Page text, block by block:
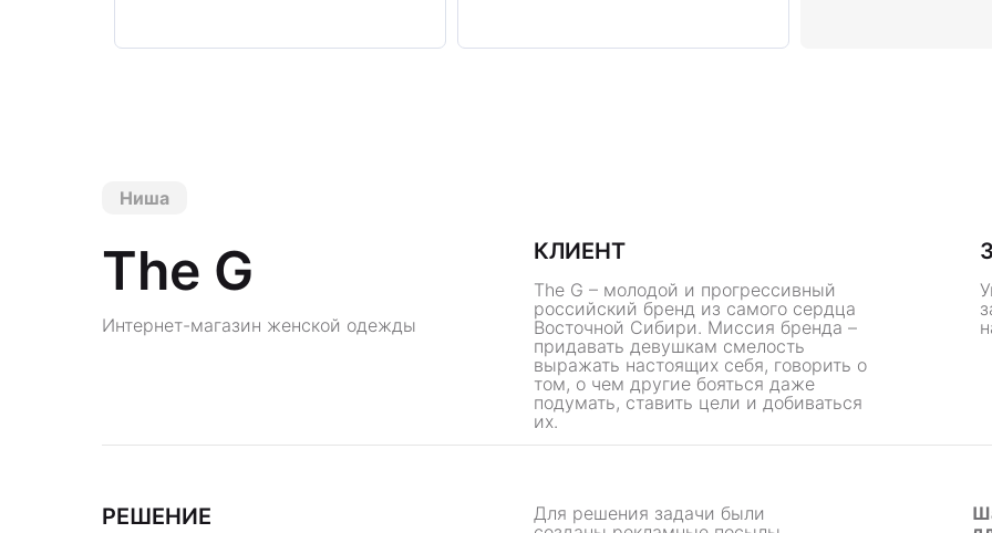
КЛИЕНТ
The G
Интернет-магазин женской одежды
The G – молодой и прогрессивный
российский бренд из самого сердца
Восточной Сибири. Миссия бренда –
придавать девушкам смелость
выражать настоящих себя, говорить о
том, о чем другие бояться даже
подумать, ставить цели и добиваться
их.
Ниша
РЕШЕНИЕ
Для решения задачи были